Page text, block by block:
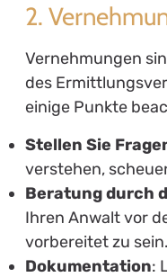
2.
Vernehmungen
des
einige Punkte
Stellen Sie
verstehen,
Beratung durch
Ihren Anwalt vor
vorbereitet zu sein.
Dokumentation: